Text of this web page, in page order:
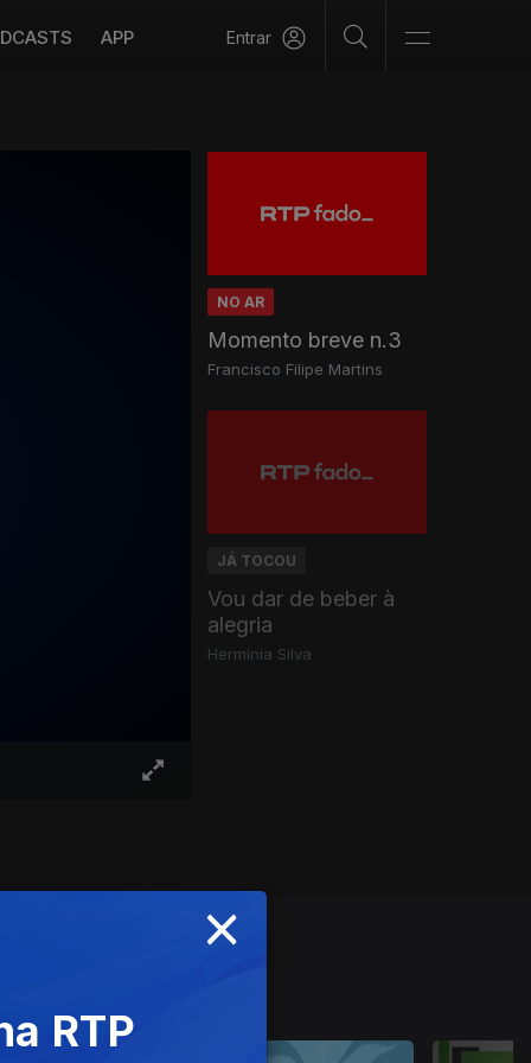
APP Entrar
NO AR
Momento breve n.3
Francisco Filipe Martins
JÁ TOCOU
Vou dar de beber à
alegria
Hermínia Silva
×
RTP